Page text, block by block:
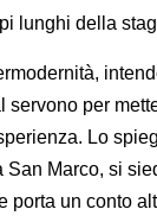
lunghi della
servono per
Lo
Marco, si
porta un conto